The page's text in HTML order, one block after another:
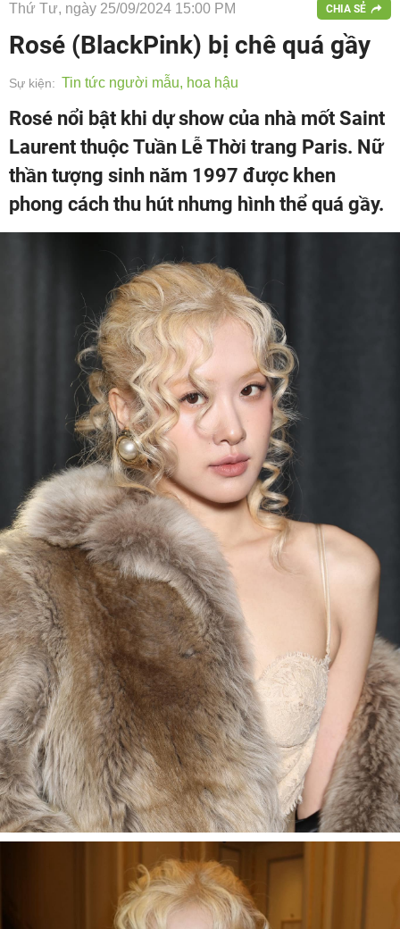
Thứ Tư, ngày 25/09/2024 15:00 PM CHIA SẺ
Rosé (BlackPink) bị chê quá gầy
Sự kiện: Tin tức người mẫu, hoa hậu
Rosé nổi bật khi dự show của nhà mốt Saint
Laurent thuộc Tuần Lễ Thời trang Paris. Nữ
thần tượng sinh năm 1997 được khen
phong cách thu hút nhưng hình thể quá gầy.